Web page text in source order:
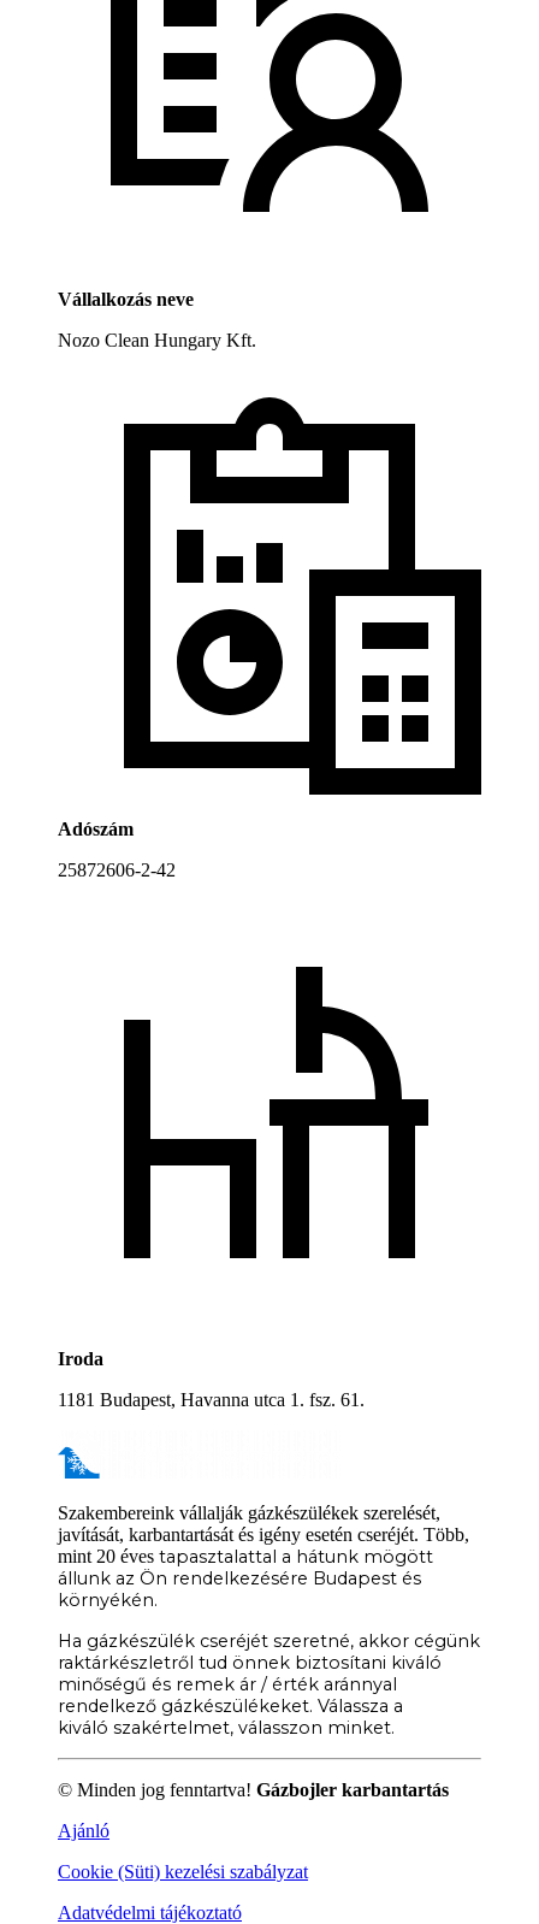
Vállalkozás neve
Nozo Clean Hungary Kft.
Adószám
25872606-2-42
Iroda
1181 Budapest, Havanna utca 1. fsz. 61.
Szakembereink vállalják gázkészülékek szerelését,
javítását, karbantartását és igény esetén cseréjét. Több,
mint 20 éves tapasztalattal a hátunk mögött
állunk az Ön rendelkezésére Budapest és
környékén.
Ha gázkészülék cseréjét szeretné, akkor cégünk
raktárkészletről tud önnek biztosítani kiváló
minőségű és remek ár / érték aránnyal
rendelkező gázkészülékeket. Válassza a
kiváló szakértelmet, válasszon minket.
© Minden jog fenntartva! Gázbojler karbantartás
Ajánló
Cookie (Süti) kezelési szabályzat
Adatvédelmi tájékoztató